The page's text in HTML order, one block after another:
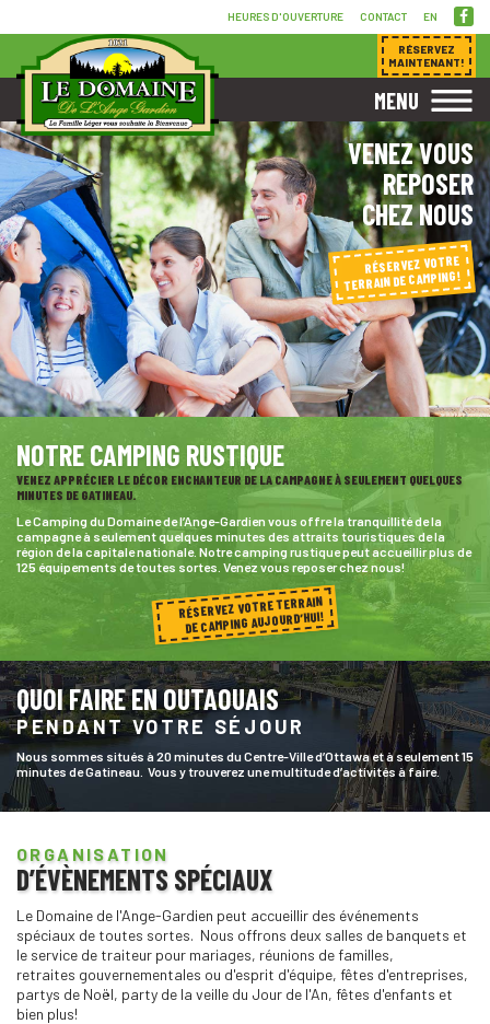
EN
HEURES D'OUVERTURE CONTACT
RÉSERVEZ
MAINTENANT!
MENU
VENEZ VOUS
REPOSER
CHEZ NOUS
RÉSERVEZ VOTRE
TERRAIN DE CAMPING!
NOTRE CAMPING RUSTIQUE
VENEZ APPRÉCIER LE DÉCOR ENCHANTEUR DE LA CAMPAGNE À SEULEMENT QUELQUES
MINUTES DE GATINEAU.
Le Camping du Domaine de l’Ange-Gardien vous offre la tranquillité de la
campagne à seulement quelques minutes des attraits touristiques de la
région de la capitale nationale. Notre camping rustique peut accueillir plus de
125 équipements de toutes sortes. Venez vous reposer chez nous!
RÉSERVEZ VOTRE TERRAIN
DE CAMPING AUJOURD’HUI!
QUOI FAIRE EN OUTAOUAIS
PENDANT VOTRE SÉJOUR
Nous sommes situés à 20 minutes du Centre-Ville d’Ottawa et à seulement 15
minutes de Gatineau. Vous y trouverez une multitude d’activités à faire.
ORGANISATION
D’ÉVÈNEMENTS SPÉCIAUX
Le Domaine de l'Ange-Gardien peut accueillir des événements
spéciaux de toutes sortes. Nous offrons deux salles de banquets et
le service de traiteur pour mariages, réunions de familles,
retraites gouvernementales ou d'esprit d'équipe, fêtes d'entreprises,
partys de Noël, party de la veille du Jour de l'An, fêtes d'enfants et
bien plus!